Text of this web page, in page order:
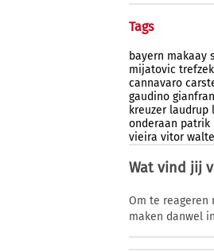
Tags
bayern makaay
mijatovic
cannavaro
gaudino
kreuzer laudrup
onderaan patrik
vieira vitor
Wat vind jij
Om te reageren
maken danwel